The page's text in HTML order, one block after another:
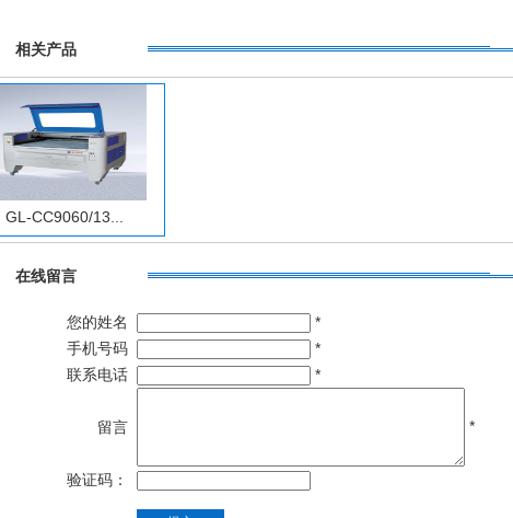
相关产品
GL-CC9060/13...
在线留言
您的姓名
*
手机号码
*
联系电话
*
留言 *
验证码：